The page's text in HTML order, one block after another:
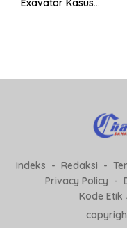
Exavator Kasus
Indeks Redaksi
Privacy Policy
Kode Etik